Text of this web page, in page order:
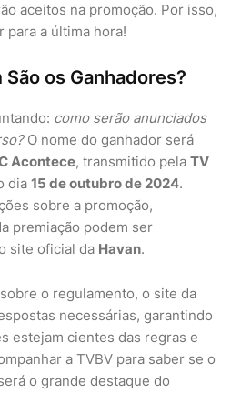
aceitos na promoção. Por isso,
para a última hora!
os Ganhadores?
como serão anunciados
O nome do ganhador será
Acontece, transmitido pela TV
dia 15 de outubro de 2024.
sobre a promoção,
premiação podem ser
site oficial da Havan.
o regulamento, o site da
necessárias, garantindo
estejam cientes das regras e
a TVBV para saber se o
o grande destaque do